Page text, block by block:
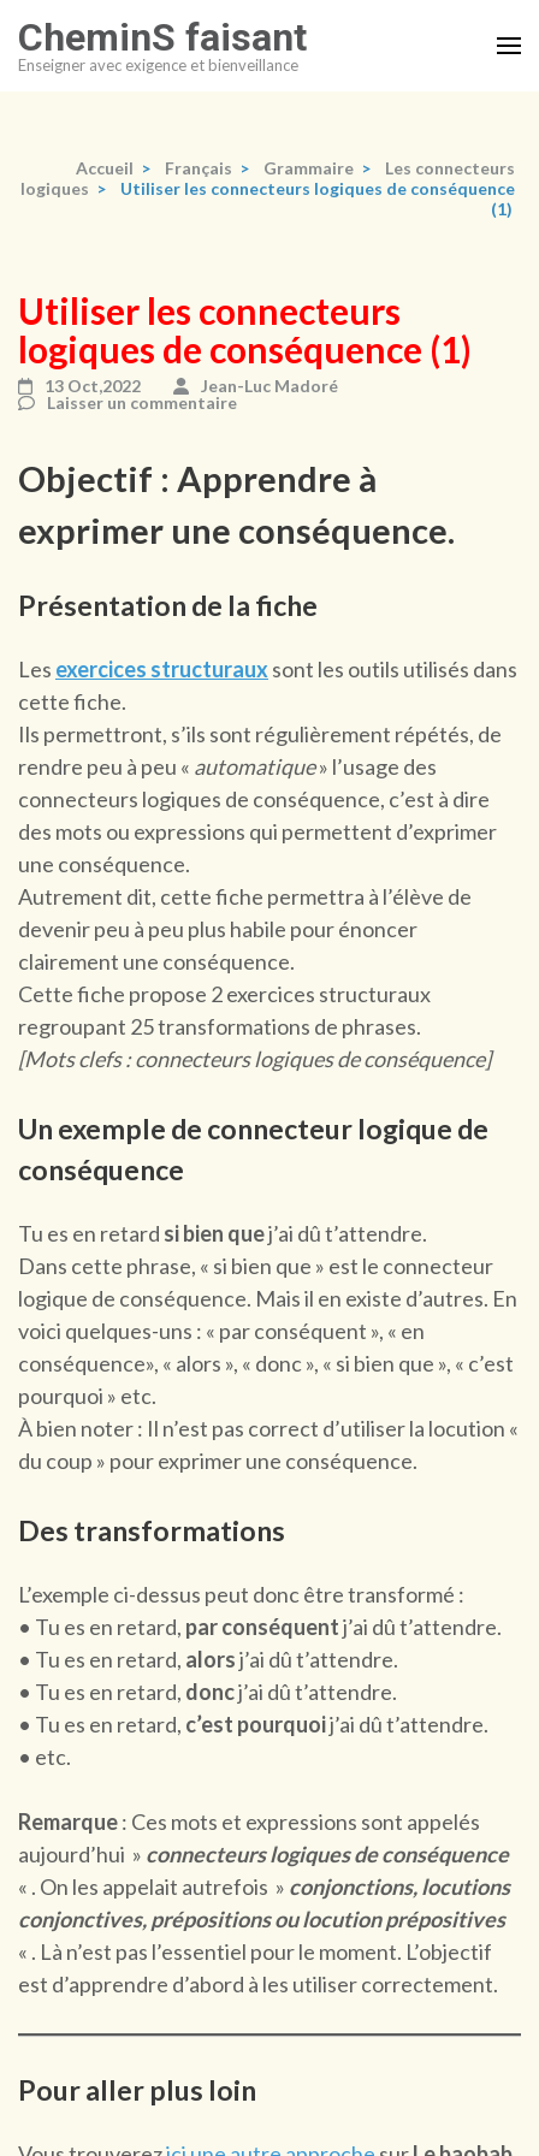
au
contenu
CheminS faisant
Enseigner avec exigence et bienveillance
Accueil > Français > Grammaire >
Les connecteurs
logiques >
Utiliser les connecteurs logiques de conséquence
(1)
Utiliser les connecteurs
logiques de conséquence (1)
13 Oct,2022
Jean-Luc Madoré
Laisser un commentaire
Objectif : Apprendre à
exprimer une conséquence.
Présentation de la fiche
Les exercices structurauxsont les outils utilisés dans
cette fiche.
Ils permettront, s’ils sont régulièrement répétés, de
rendre peu à peu « automatique» l’usage des
connecteurs logiques de conséquence, c’est à dire
des mots ou expressions qui permettent d’exprimer
une conséquence.
Autrement dit, cette fiche permettra à l’élève de
devenir peu à peu plus habile pour énoncer
clairement une conséquence.
Cette fiche propose 2 exercices structuraux
regroupant 25 transformations de phrases.
[Mots clefs : connecteurs logiques de conséquence]
Un exemple de connecteur logique de
conséquence
Tu es en retard si bien quej’ai dû t’attendre.
Dans cette phrase, « si bien que » est le connecteur
logique de conséquence. Mais il en existe d’autres. En
voici quelques-uns : « par conséquent », « en
conséquence», « alors », « donc », « si bien que », « c’est
pourquoi » etc.
À bien noter : Il n’est pas correct d’utiliser la locution «
du coup » pour exprimer une conséquence.
Des transformations
L’exemple ci-dessus peut donc être transformé :
• Tu es en retard, par conséquentj’ai dû t’attendre.
• Tu es en retard, alorsj’ai dû t’attendre.
• Tu es en retard, doncj’ai dû t’attendre.
• Tu es en retard, c’est pourquoij’ai dû t’attendre.
• etc.
Remarque: Ces mots et expressions sont appelés
aujourd’hui » connecteurs logiques de conséquence
« . On les appelait autrefois » conjonctions, locutions
conjonctives, prépositions ou locution prépositives
« . Là n’est pas l’essentiel pour le moment. L’objectif
est d’apprendre d’abord à les utiliser correctement.
Pour aller plus loin